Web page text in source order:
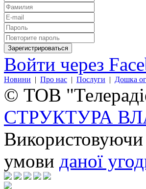
Войти через
Новини | Про нас | Послуги | Дошка
© ТОВ
СТРУКТУРА
Використовуючи
умови даної